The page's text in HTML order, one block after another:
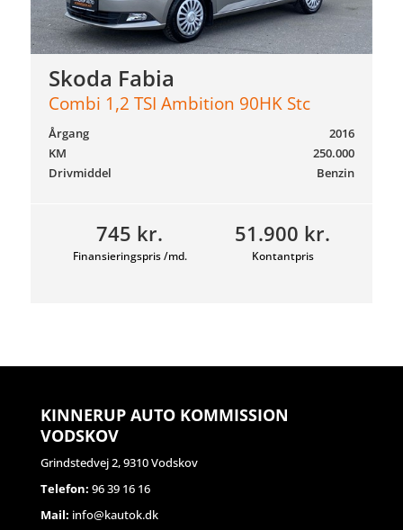
Skoda Fabia
Combi 1,2 TSI Ambition 90HK Stc
745 kr.
Finansieringspris /md.
51.900 kr.
Kontantpris
2016
Årgang
250.000
KM
Benzin
Drivmiddel
KINNERUP AUTO KOMMISSION
VODSKOV
Grindstedvej 2, 9310 Vodskov
Telefon: 96 39 16 16
Mail: info@kautok.dk